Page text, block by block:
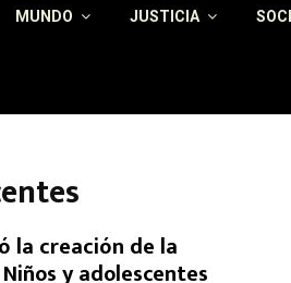
MUNDO JUSTICIA
la creación de la
y adolescentes